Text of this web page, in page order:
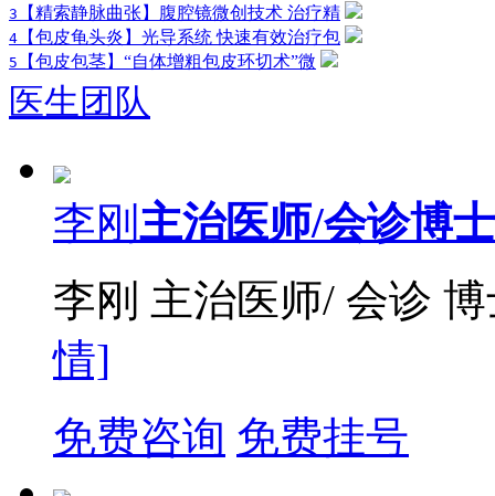
3 【精索静脉曲张】腹腔镜微创技术 治疗精
4 【包皮龟头炎】光导系统 快速有效治疗包
5 【包皮包茎】“自体增粗包皮环切术”微
医生团队
李刚 主治医师/会诊博士
李刚 主治医师/ 会诊
情]
免费咨询 免费挂号